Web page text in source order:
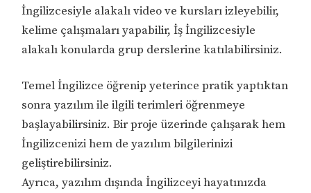
İngilizcesiyle alakalı video ve kursları izleyebilir,
kelime çalışmaları yapabilir, İş İngilizcesiyle
alakalı konularda grup derslerine katılabilirsiniz.
Temel İngilizce öğrenip yeterince pratik yaptıktan
sonra yazılım ile ilgili terimleri öğrenmeye
başlayabilirsiniz. Bir proje üzerinde çalışarak hem
İngilizcenizi hem de yazılım bilgilerinizi
geliştirebilirsiniz.
Ayrıca, yazılım dışında İngilizceyi hayatınızda